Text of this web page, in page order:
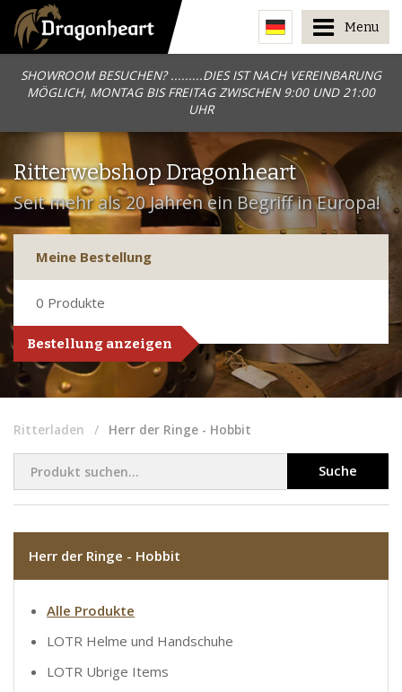
SHOWROOM BESUCHEN? .........DIES IST NACH VEREINBARUNG
MÖGLICH, MONTAG BIS FREITAG ZWISCHEN 9:00 UND 21:00
UHR
Menu
Ritterwebshop Dragonheart
Seit mehr als 20 Jahren ein Begriff in Europa!
Meine Bestellung
0 Produkte
Bestellung anzeigen
Ritterladen Herr der Ringe - Hobbit
Suche
Herr der Ringe - Hobbit
Alle Produkte
LOTR Helme und Handschuhe
LOTR Ubrige Items